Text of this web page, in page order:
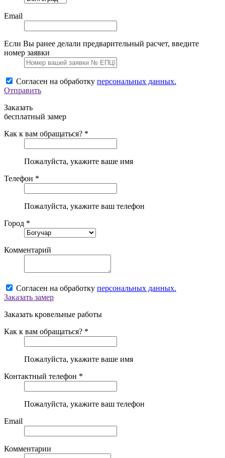
Email
Если Вы ранее делали предварительный расчет, введите
номер заявки
Согласен на обработку персональных данных.
Отправить
Заказать
бесплатный замер
Как к вам обращаться? *
Пожалуйста, укажите ваше имя
Телефон *
Пожалуйста, укажите ваш телефон
Город *
Комментарий
Согласен на обработку персональных данных.
Заказать замер
Заказать кровельные работы
Как к вам обращаться? *
Пожалуйста, укажите ваше имя
Контактный телефон *
Пожалуйста, укажите ваш телефон
Email
Комментарии